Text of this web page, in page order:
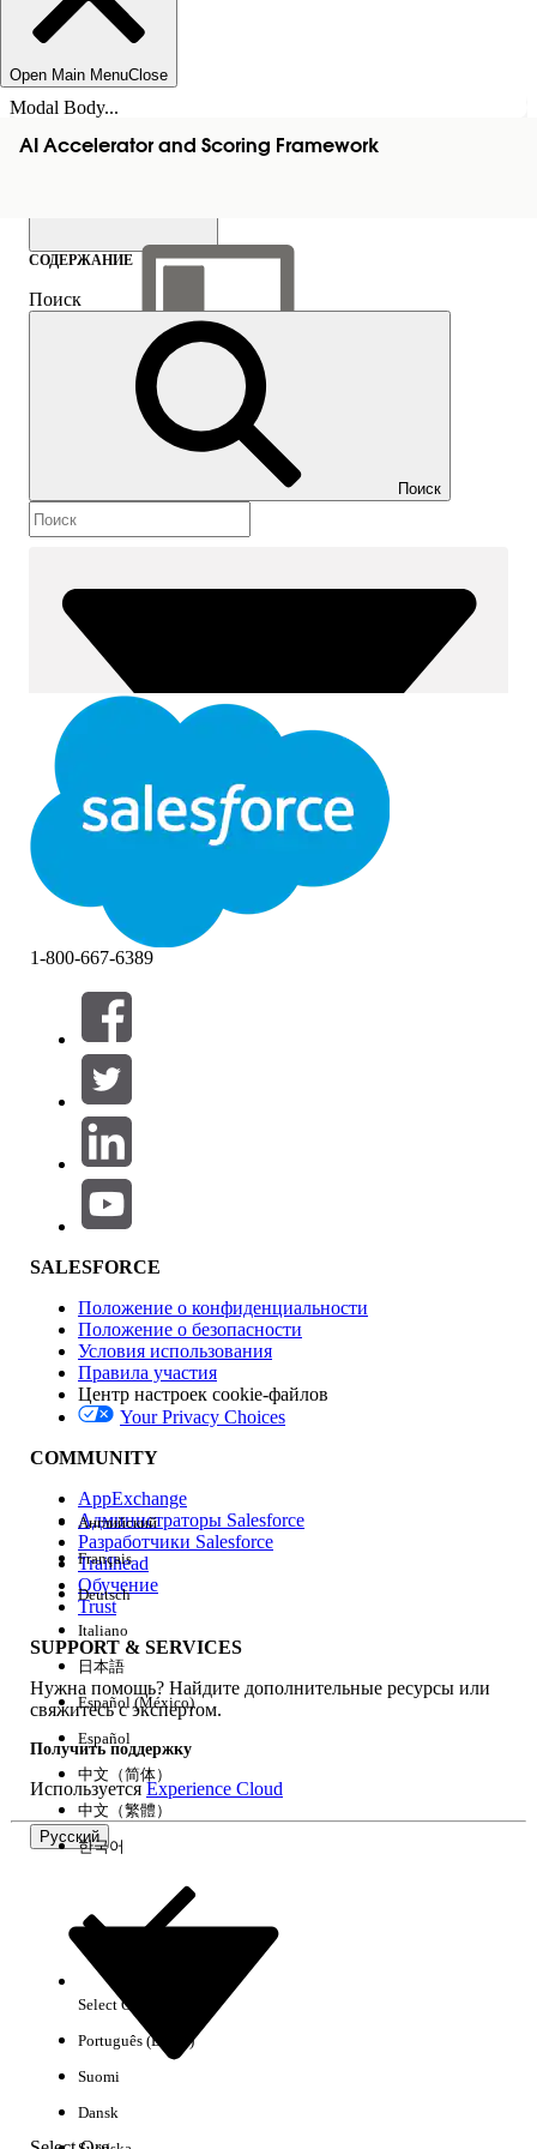
Open Main MenuClose
Modal Body...
AI Accelerator and Scoring Framework
Показать содержание
Содержание
СОДЕРЖАНИЕ
Поиск
Поиск
Фильтры (0)
ВЫБРАТЬ ФИЛЬТРЫ
Область продуктов
Влияние на функции
Версия
Возможности
Очистить все Готово
Результаты отсутствуют
Проверьте орфографию ключевых слов.
1-800-667-6389
SALESFORCE
Положение о конфиденциальности
Положение о безопасности
Условия использования
Правила участия
Центр настроек cookie-файлов
Your Privacy Choices
COMMUNITY
AppExchange
Администраторы Salesforce
Разработчики Salesforce
Trailhead
Обучение
Trust
SUPPORT & SERVICES
Нужна помощь? Найдите дополнительные ресурсы или
свяжитесь с экспертом.
Получить поддержку
ИспользуетсяExperience Cloud
Русский
Английский
Français
Deutsch
Italiano
日本語
Español (México)
Español
中文（简体）
中文（繁體）
한국어
Select Org
Português (Brasil)
Suomi
Dansk